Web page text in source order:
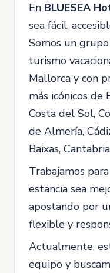
En BLUESEA
sea fácil,
Somos un
turismo
Mallorca y con
más icónicos de
Costa del Sol,
de Almería,
Baixas,
Trabajamos
estancia sea
apostando por
flexible y
Actualmente,
equipo y